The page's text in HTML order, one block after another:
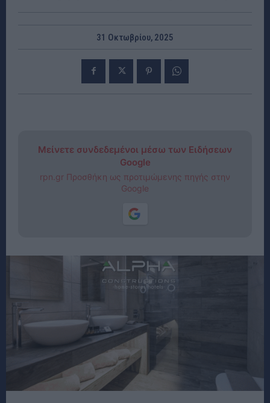
31 Οκτωβρίου, 2025
Μείνετε συνδεδεμένοι μέσω των Ειδήσεων
Google
rpn.gr Προσθήκη ως προτιμώμενης πηγής στην
Google